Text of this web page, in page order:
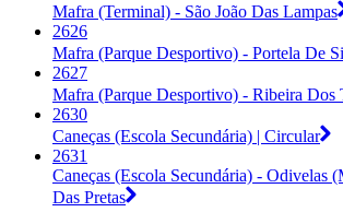
Mafra (Terminal) - São João Das Lampas
2626
Mafra (Parque Desportivo) - Portela De
2627
Mafra (Parque Desportivo) - Ribeira Dos
2630
Caneças (Escola Secundária) | Circular
2631
Caneças (Escola Secundária) - Odivelas
Das Pretas